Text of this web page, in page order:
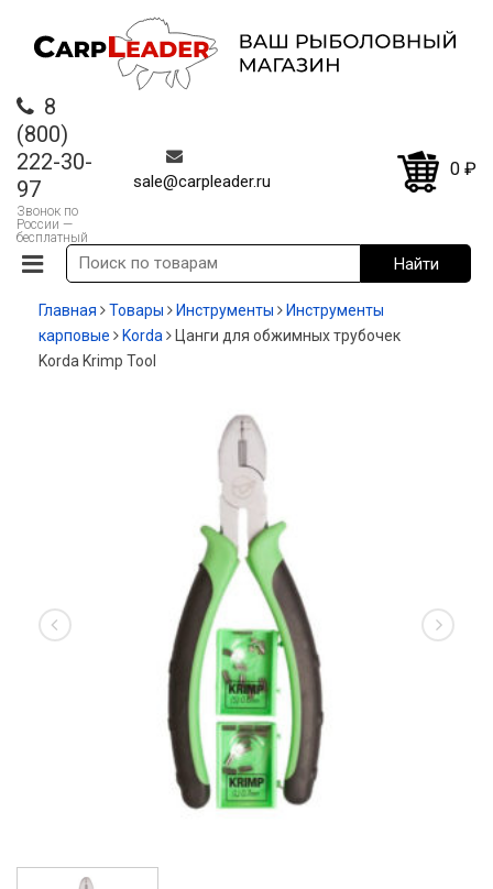
8
(800)
222-30-
97
Звонок по
России —
бесплатный
sale@carpleader.ru
0 ₽
Главная Товары Инструменты
Инструменты
карповые
Korda
Цанги для обжимных трубочек
Korda Krimp Tool